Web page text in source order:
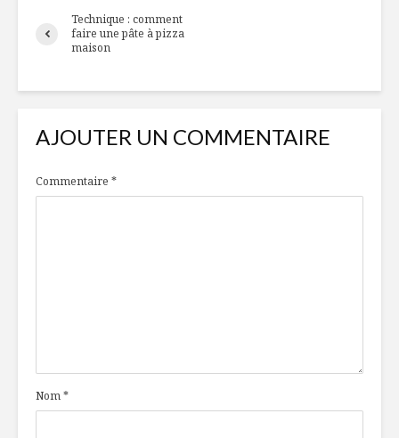
Technique : comment
faire une pâte à pizza
maison
AJOUTER UN COMMENTAIRE
Commentaire *
Nom*